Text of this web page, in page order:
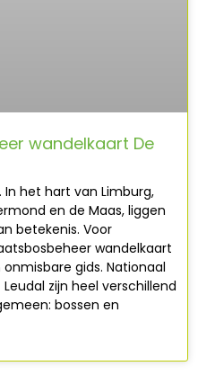
wandelkaart De
het hart van Limburg,
en de Maas, liggen
betekenis. Voor
wandelkaart
gids. Nationaal
zijn heel verschillend
bossen en